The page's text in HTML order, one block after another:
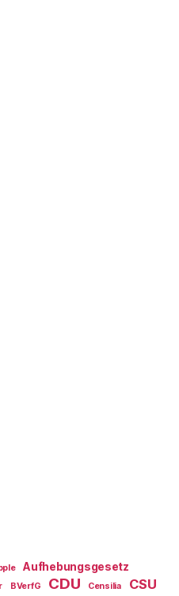
Aufhebungsgesetz
BVerfG CDU Censilia CSU